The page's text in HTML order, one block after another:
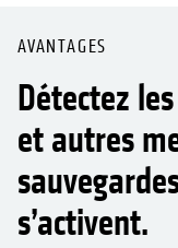
AVANTAGES
Détectez
et autres
s’activent.